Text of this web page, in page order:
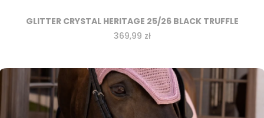
GLITTER CRYSTAL HERITAGE 25/26 BLACK TRUFFLE
Cena
369,99 zł